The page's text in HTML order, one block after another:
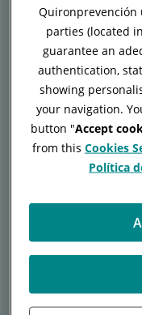
Sí, estoy de
de Quirón
La presente
Quironprevención
parties (located
guarantee an
authentication,
showing
your navigation.
button "Accept
from this Cookies
Política